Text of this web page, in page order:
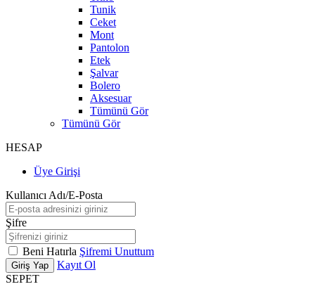
Tunik
Ceket
Mont
Pantolon
Etek
Şalvar
Bolero
Aksesuar
Tümünü Gör
Tümünü Gör
HESAP
Üye Girişi
Kullanıcı Adı/E-Posta
Şifre
Beni Hatırla Şifremi Unuttum
Giriş Yap
Kayıt Ol
SEPET